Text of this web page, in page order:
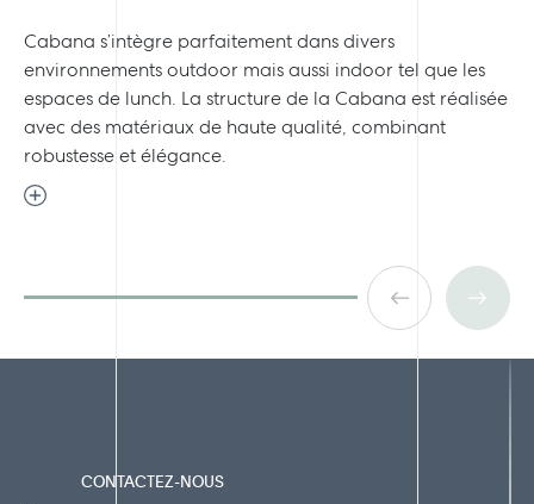
Cabana s’intègre parfaitement dans divers
environnements outdoor mais aussi indoor tel que les
espaces de lunch. La structure de la Cabana est réalisée
avec des matériaux de haute qualité, combinant
robustesse et élégance.
CONTACTEZ-NOUS